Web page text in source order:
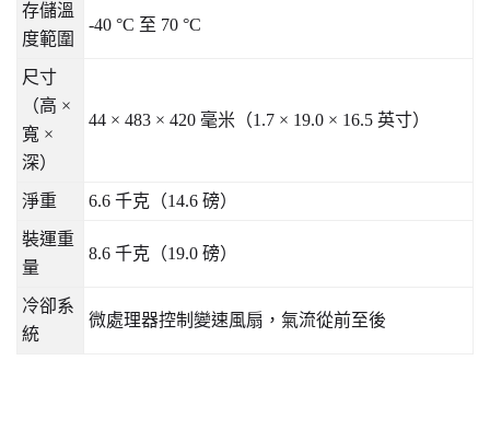
存儲溫
度範圍
-40 °C 至 70 °C
尺寸
（高 ×
寬 ×
深）
44 × 483 × 420 毫米（1.7 × 19.0 × 16.5 英寸）
淨重 6.6 千克（14.6 磅）
裝運重
量
8.6 千克（19.0 磅）
冷卻系
統
微處理器控制變速風扇，氣流從前至後